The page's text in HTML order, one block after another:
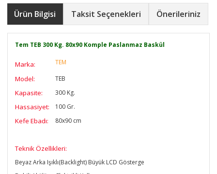
Ürün Bilgisi Taksit Seçenekleri Önerileriniz
Tem TEB 300 Kg. 80x90 Komple Paslanmaz Baskül
Marka: TEM
Model: TEB
Kapasite: 300 Kg.
Hassasiyet: 100 Gr.
Kefe Ebadı: 80x90 cm
Teknik Özellikleri:
Beyaz Arka Işıklı(Backlight) Büyük LCD Gösterge